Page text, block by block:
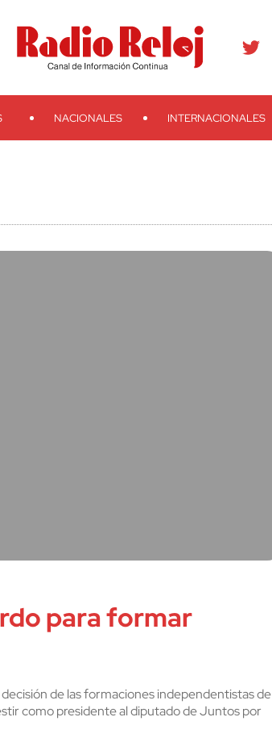
Teveo Ivoox RSS Search
NACIONALES INTERNACIONALES
para formar
de las formaciones independentistas de
como presidente al diputado de Juntos por